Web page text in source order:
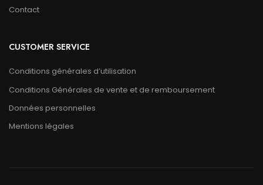
Contact
CUSTOMER SERVICE
Conditions générales d’utilisation
Conditions Générales de vente et de remboursement
Données personnelles
Mentions légales